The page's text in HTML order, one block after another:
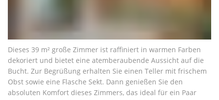
Dieses 39 m² große Zimmer ist raffiniert in warmen Farben
dekoriert und bietet eine atemberaubende Aussicht auf die
Bucht. Zur Begrüßung erhalten Sie einen Teller mit frischem
Obst sowie eine Flasche Sekt. Dann genießen Sie den
absoluten Komfort dieses Zimmers, das ideal für ein Paar